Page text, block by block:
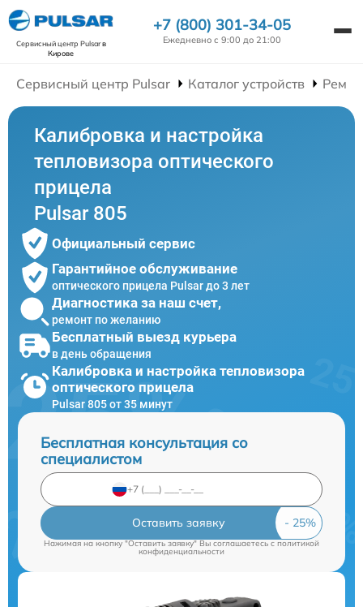
Сервисный центр Pulsarв
Кирове
+7 (800) 301-34-05
Ежедневно с 9:00 до 21:00
Сервисный центр Pulsar Каталог устройств
Калибровка и настройка
тепловизора оптического
прицела
Pulsar 805
Официальный сервис
Гарантийное обслуживание
оптического прицела Pulsar до 3 лет
Диагностика за наш счет,
ремонт по желанию
Бесплатный выезд курьера
в день обращения
Калибровка и настройка тепловизора
оптического прицела
Pulsar 805 от 35 минут
Бесплатная консультация со
специалистом
Оставить заявку
Нажимая на кнопку "Оставить заявку" Вы соглашаетесь cполитикой
конфиденциальности